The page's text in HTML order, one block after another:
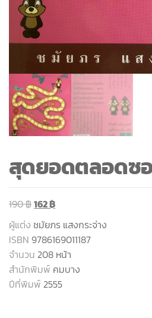
สุดยอดตลอดซ
190฿162฿
ผู้แต่ง ชมัยภร แสงกระจ่าง
ISBN 9786169011187
จำนวน 208 หน้า
สำนักพิมพ์ คมบาง
ปีที่พิมพ์ 2555